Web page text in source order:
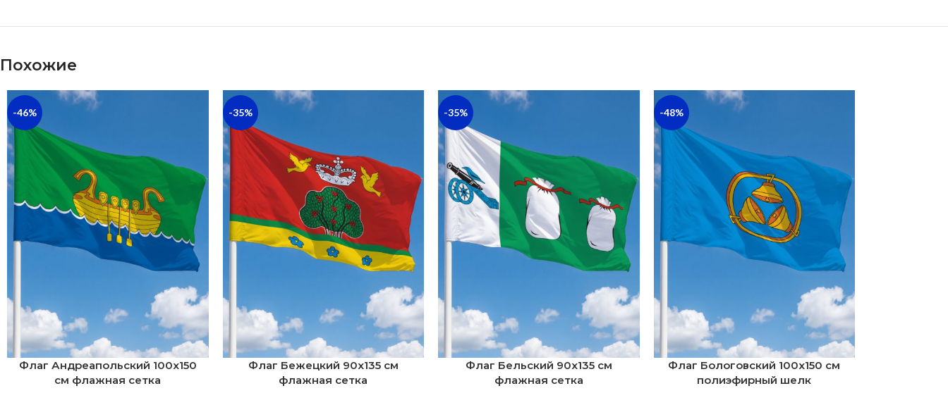
Похожие
-46%
Флаг Андреапольский 100х150
см флажная сетка
-35%
Флаг Бежецкий 90х135 см
флажная сетка
-35%
Флаг Бельский 90х135 см
флажная сетка
-48%
Флаг Бологовский 100х150 см
полиэфирный шелк